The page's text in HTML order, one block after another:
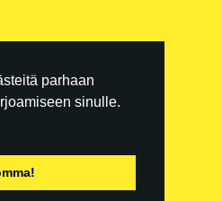
parhaan
sinulle.